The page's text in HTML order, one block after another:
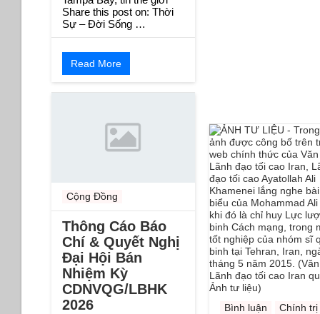
Share this post on: Thời
Sự – Đời Sống …
Read More
Cộng Đồng
Thông Cáo Báo
Chí & Quyết Nghị
Đại Hội Bán
Nhiệm Kỳ
CDNVQG/LBHK
2026
Bình luận
Chính trị